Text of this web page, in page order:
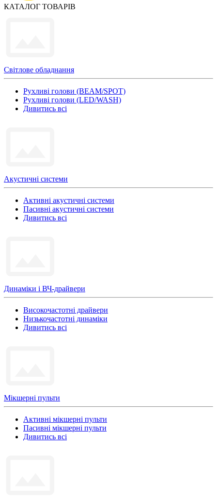
КАТАЛОГ ТОВАРІВ
Світлове обладнання
Рухливі голови (BEAM/SPOT)
Рухливі голови (LED/WASH)
Дивитись всі
Акустичні системи
Активні акустичні системи
Пасивні акустичні системи
Дивитись всі
Динаміки і ВЧ-драйвери
Високочастотні драйвери
Низькочастотні динаміки
Дивитись всі
Мікшерні пульти
Активні мікшерні пульти
Пасивні мікшерні пульти
Дивитись всі